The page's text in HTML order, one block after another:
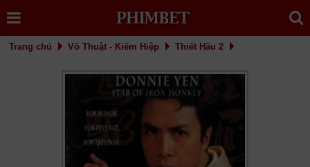
Trang chủ Võ Thuật - Kiếm Hiệp Thiết Hầu 2